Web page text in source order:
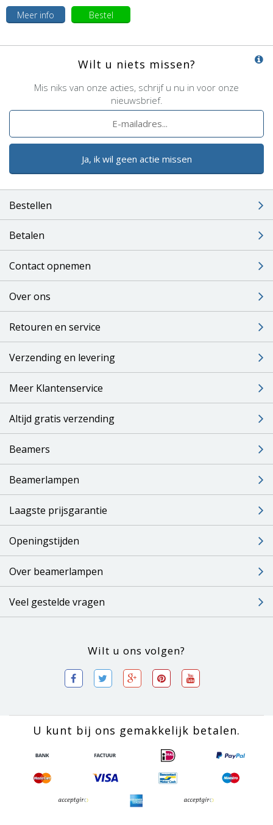
Meer info
Bestel
Wilt u niets missen?
Mis niks van onze acties, schrijf u nu in voor onze
nieuwsbrief.
Ja, ik wil geen actie missen
Bestellen
Betalen
Contact opnemen
Over ons
Retouren en service
Verzending en levering
Meer Klantenservice
Altijd gratis verzending
Beamers
Beamerlampen
Laagste prijsgarantie
Openingstijden
Over beamerlampen
Veel gestelde vragen
Wilt u ons volgen?
U kunt bij ons gemakkelijk betalen.